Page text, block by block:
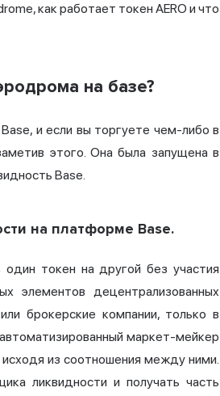
как работает токен AERO и что
на базе?
Base, и если вы торгуете чем-либо в
этого. Она была запущена в
Base.
на платформе Base.
токен на другой без участия
элементов децентрализованных
брокерские компании, только в
автоматизированный маркет-мейкер
исходя из соотношения между ними.
ликвидности и получать часть